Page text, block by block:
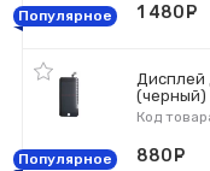
Популярное 1 480
Дисплей
(черный)
Код
Популярное 880